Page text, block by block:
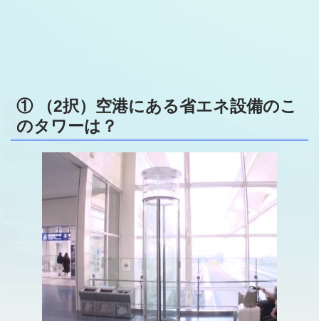
① （2択）空港にある省エネ設備のこ
のタワーは？